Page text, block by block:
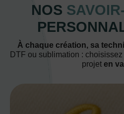
NOS
À chaque création, sa
DTF ou sublimation :
projet en